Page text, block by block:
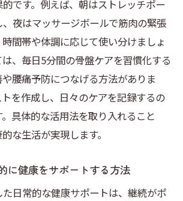
です。例えば、朝はストレッチポー
夜はマッサージボールで筋肉の緊張
間帯や体調に応じて使い分けましょ
、毎日5分間の骨盤ケアを習慣化する
腰痛予防につなげる方法がありま
を作成し、日々のケアを記録するの
具体的な活用法を取り入れること
な生活が実現します。
に健康をサポートする方法
日常的な健康サポートは、継続がポ